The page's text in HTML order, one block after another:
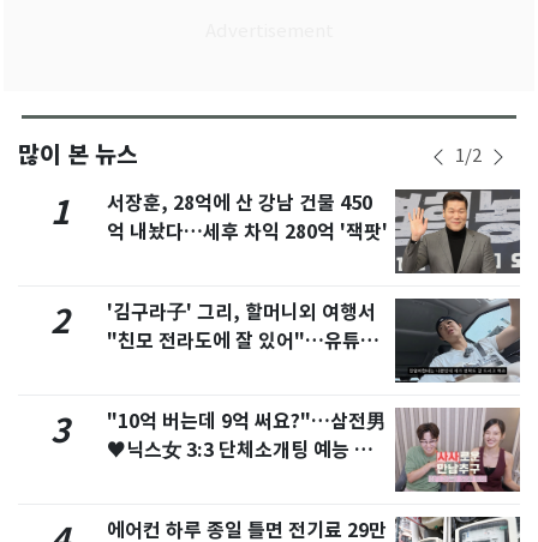
많이 본 뉴스 1/2
1
서장훈, 28억에 산 강남 건물 450
억 내놨다…세후 차익 280억 '잭팟'
2
'김구라子' 그리, 할머니외 여행서
"친모 전라도에 잘 있어"…유튜브
3
"10억 버는데 9억 써요?"…삼전男
♥닉스女 3:3 단체소개팅 예능 화
에어컨 하루 종일 틀면 전기료 29만